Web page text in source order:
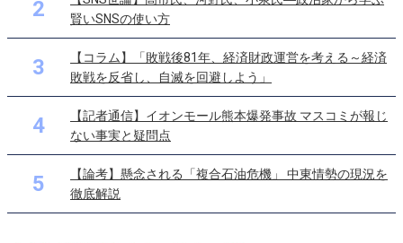
2
賢いSNSの使い方
3
【コラム】「敗戦後81年、経済財政運営を考える～経済
敗戦を反省し、自滅を回避しよう」
4
【記者通信】イオンモール熊本爆発事故 マスコミが報じ
ない事実と疑問点
5
【論考】懸念される「複合石油危機」 中東情勢の現況を
徹底解説